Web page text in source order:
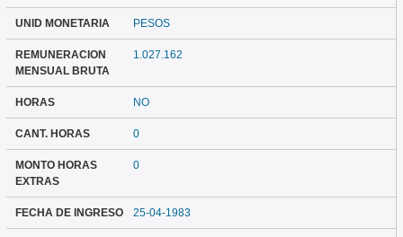
UNID MONETARIA PESOS
REMUNERACION
MENSUAL BRUTA
1.027.162
HORAS NO
CANT. HORAS 0
MONTO HORAS
EXTRAS
0
FECHA DE INGRESO 25-04-1983